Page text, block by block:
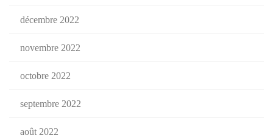
décembre 2022
novembre 2022
octobre 2022
septembre 2022
août 2022